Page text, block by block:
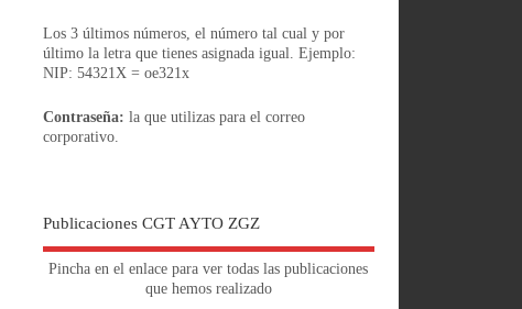
Los 3 últimos números, el número tal cual y por
último la letra que tienes asignada igual. Ejemplo:
NIP: 54321X = oe321x
Contraseña: la que utilizas para el correo
corporativo.
Publicaciones CGT AYTO ZGZ
Pincha en el enlace para ver todas las publicaciones
que hemos realizado